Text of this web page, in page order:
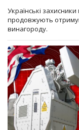
Українські
продовжують
винагороду.